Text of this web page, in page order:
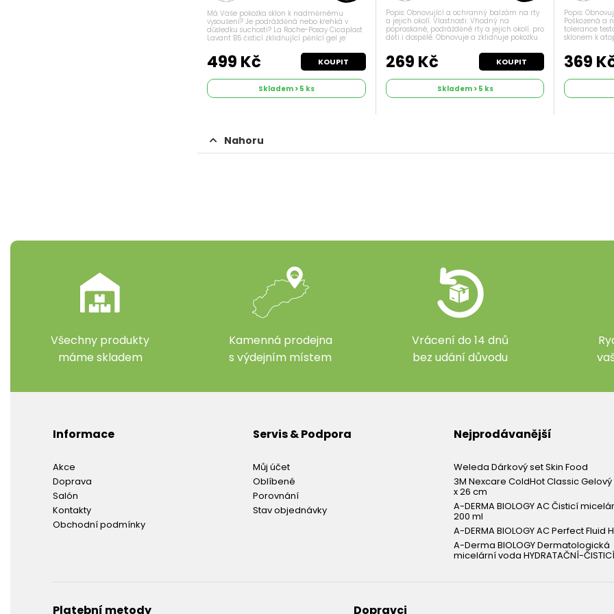
Má Vaše pokožka sklon k nadměrnému
vysoušení? Je podrážděná nebo křehká v
důsledku suchosti? La Roche-Posay Cicaplast
Lavant B5 čisticí zklidňující pěnící gel je
panthenolem, která nevysušuje a dopřeje
pokožce...
499 Kč KOUPIT
Skladem > 5 ks
Popis: Obnovující a ochranný balzám na rty
a jejich okolí. Vlastnosti: Vhodný na
popraskané, podrážděné rty a jejich okolí. pro
děti i dospělé. Obnovuje a zklidňuje pokožku.
okamžitou únavu. Použití: Dle...
269 Kč KOUPIT
Skladem > 5 ks
Popis:
Poškozená a
tolerance
sklonem k
bariéru
369
Nahoru
Všechny produkty
máme skladem
Kamenná prodejna
s výdejním místem
Vrácení do 14 dnů
bez udání důvodu
Informace
Akce
Doprava
Salón
Kontakty
Obchodní podmínky
Servis & Podpora
Můj účet
Oblíbené
Porovnání
Stav objednávky
Nejprodávanější
Weleda Dárkový set Skin Food
3M Nexcare ColdHot Classic Gelový
x 26 cm
A-DERMA BIOLOGY AC Čisticí
200 ml
A-DERMA BIOLOGY AC Perfect Fluid
A-Derma BIOLOGY Dermatologická
micelární voda HYDRATAČNÍ-
Platební metody Dopravci